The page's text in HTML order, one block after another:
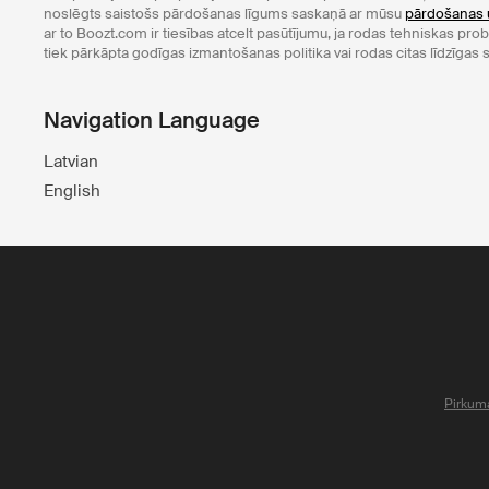
noslēgts saistošs pārdošanas līgums saskaņā ar mūsu pārdošanas
ar to Boozt.com ir tiesības atcelt pasūtījumu, ja rodas tehniskas
tiek pārkāpta godīgas izmantošanas politika vai rodas citas līdzīgas
Navigation Language
Latvian
English